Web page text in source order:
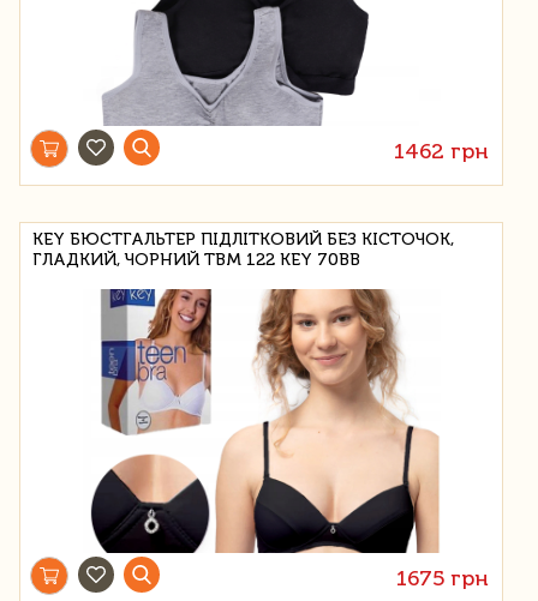
1462 грн
KEY БЮСТГАЛЬТЕР ПІДЛІТКОВИЙ БЕЗ КІСТОЧОК,
ГЛАДКИЙ, ЧОРНИЙ TBM 122 KEY 70BB
1675 грн